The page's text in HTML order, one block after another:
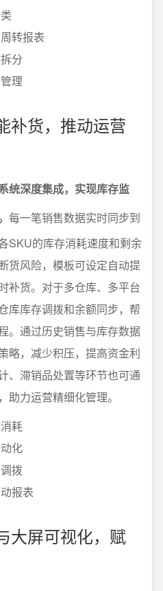
转报表
分
理
补货，推动运营
统深度集成，实现库存监
每一笔销售数据实时同步到
SKU的库存消耗速度和剩余
货风险，模板可设定自动提
补货。对于多仓库、多平台
库库存调拨和余额同步，帮
。通过历史销售与库存数据
略，减少积压，提高资金利
、滞销品处置等环节也可通
助力运营精细化管理。
耗
化
拨
报表
大屏可视化，赋